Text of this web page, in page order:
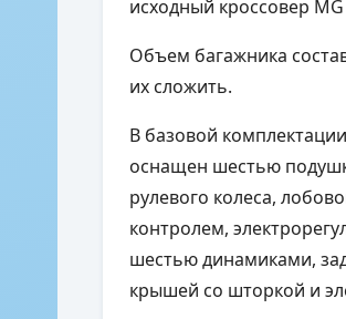
исходный кроссовер
Объем багажника
их сложить.
В базовой
оснащен шестью
рулевого колеса,
контролем,
шестью динамиками,
крышей со шторкой и